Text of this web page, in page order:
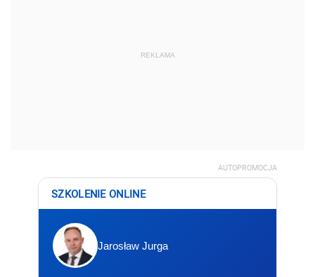
REKLAMA
AUTOPROMOCJA
SZKOLENIE ONLINE
Jarosław Jurga